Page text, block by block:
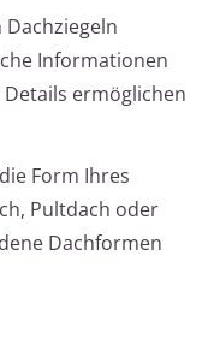
Informationen
ermöglichen
Form Ihres
Pultdach oder
Dachformen